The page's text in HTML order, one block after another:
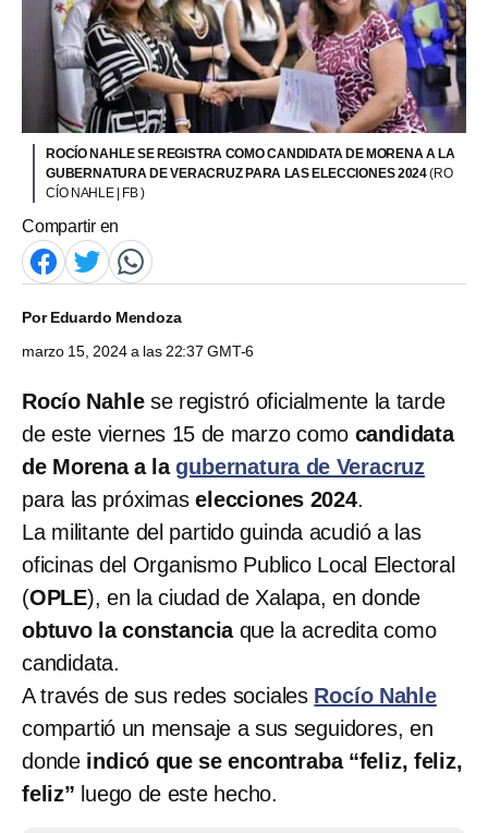
ROCÍO NAHLE SE REGISTRA COMO CANDIDATA DE MORENA A LA
GUBERNATURA DE VERACRUZ PARA LAS ELECCIONES 2024(RO
CÍO NAHLE | FB )
Compartir en
PorEduardo Mendoza
marzo 15, 2024 a las 22:37 GMT-6
Rocío Nahlese registró oficialmente la tarde
de este viernes 15 de marzo como candidata
de Morena a lagubernatura de Veracruz
para las próximaselecciones 2024.
La militante del partido guinda acudió a las
oficinas del Organismo Publico Local Electoral
(OPLE), en la ciudad de Xalapa, en donde
obtuvo la constanciaque la acredita como
candidata.
A través de sus redes sociales Rocío Nahle
compartió un mensaje a sus seguidores, en
donde indicó que se encontraba “feliz, feliz,
feliz” luego de este hecho.